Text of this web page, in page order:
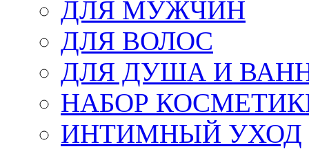
ДЛЯ МУЖЧИН
ДЛЯ ВОЛОС
ДЛЯ ДУША И
НАБОР
ИНТИМНЫЙ УХОД